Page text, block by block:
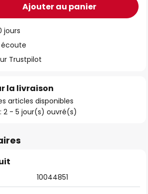
Ajouter au panier
jours
écoute
Trustpilot
la livraison
articles disponibles
2 - 5 jour(s) ouvré(s)
10044851